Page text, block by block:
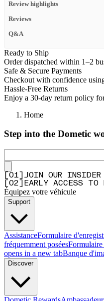
Review highlights
Reviews
Q&A
Ready to Ship
Order dispatched within 1–2
Safe & Secure Payments
Checkout with confidence
Hassle-Free Returns
Enjoy a 30-day return policy
Home
Step into the Dometic
01
JOIN OUR INSIDER
02 EARLY ACCESS TO
Équipez votre véhicule
Support
AssistanceFormulaire
fréquemment poséesFormulaire
opens in a new tabBanque
Discover